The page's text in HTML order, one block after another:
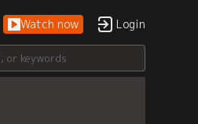
Watch now Login